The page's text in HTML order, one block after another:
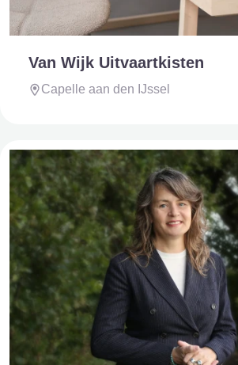
Van Wijk Uitvaartkisten
Capelle aan den IJssel